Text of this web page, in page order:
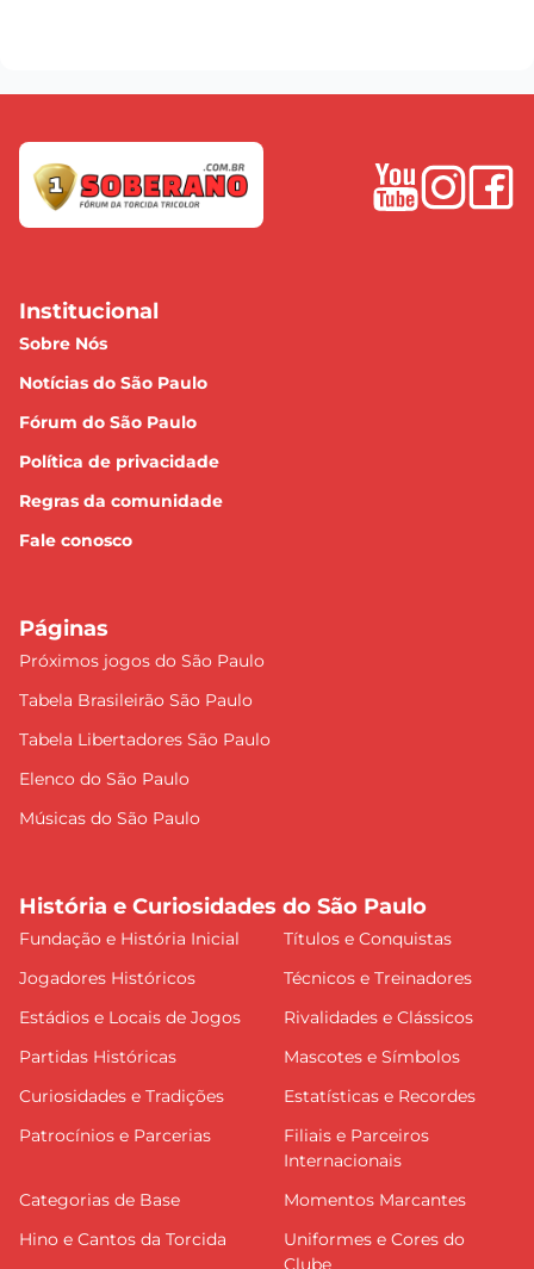
Institucional
Sobre Nós
Notícias do São Paulo
Fórum do São Paulo
Política de privacidade
Regras da comunidade
Fale conosco
Páginas
Próximos jogos do São Paulo
Tabela Brasileirão São Paulo
Tabela Libertadores São Paulo
Elenco do São Paulo
Músicas do São Paulo
História e Curiosidades do São Paulo
Fundação e História Inicial
Títulos e Conquistas
Jogadores Históricos
Técnicos e Treinadores
Estádios e Locais de Jogos
Rivalidades e Clássicos
Partidas Históricas
Mascotes e Símbolos
Curiosidades e Tradições
Estatísticas e Recordes
Patrocínios e Parcerias
Filiais e Parceiros
Internacionais
Categorias de Base
Momentos Marcantes
Hino e Cantos da Torcida
Uniformes e Cores do
Clube